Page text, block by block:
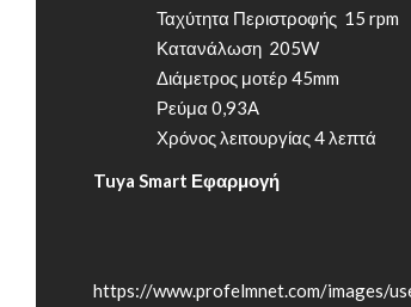
Ταχύτητα Περιστροφής 15 rpm
Κατανάλωση 205W
Διάμετρος μοτέρ 45mm
Ρεύμα 0,93Α
Χρόνος λειτουργίας 4 λεπτά
Tuya Smart Εφαρμογή
https://www.profelmnet.com/images/